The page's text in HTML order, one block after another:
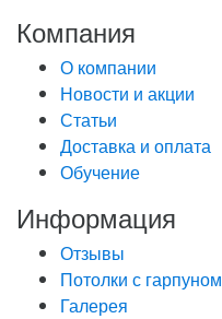
Компания
О компании
Новости и акции
Статьи
Доставка и оплата
Обучение
Информация
Отзывы
Потолки с гарпуном
Галерея